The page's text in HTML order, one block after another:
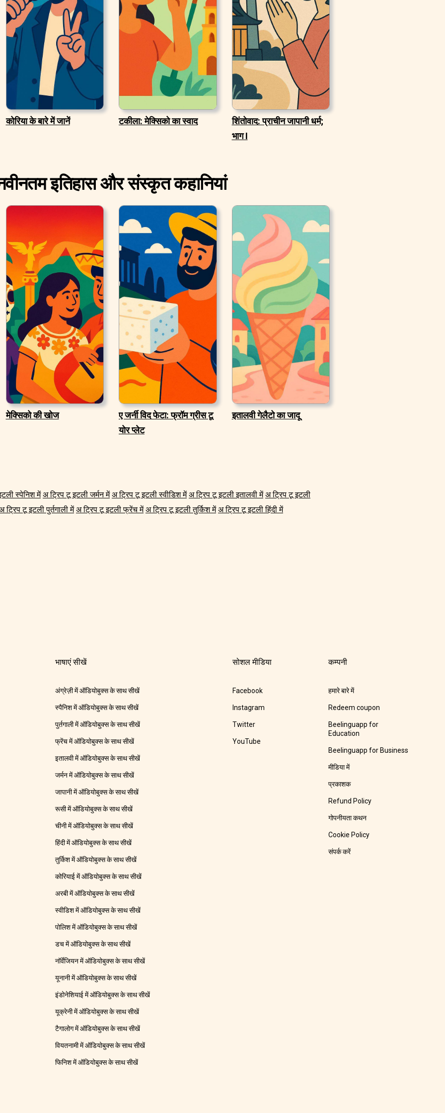
कोरिया के बारे में जानें टकीला: मेक्सिको का स्वाद
शिंतोवाद: प्राचीन जापानी धर्म;
भाग I
इतिहास और संस्कृत कहानियां
मेक्सिको की खोज
ए जर्नी विद फेटा: फ्रॉम ग्रीस टू
योर प्लेट
इतालवी गेलैटो का जादू
स्पेनिश में अ ट्रिप टू इटली जर्मन में अ ट्रिप टू इटली स्वीडिश में अ ट्रिप टू इटली इतालवी में अ ट्रिप टू इटली
ट्रिप टू इटली पुर्तगाली में अ ट्रिप टू इटली फ्रेंच में अ ट्रिप टू इटली तुर्किश में अ ट्रिप टू इटली हिंदी में
भाषाएं सीखें
अंग्रेज़ी में ऑडियोबुक्स के साथ सीखें
स्पैनिश में ऑडियोबुक्स के साथ सीखें
पुर्तगाली में ऑडियोबुक्स के साथ सीखें
फ्रेंच में ऑडियोबुक्स के साथ सीखें
इतालवी में ऑडियोबुक्स के साथ सीखें
जर्मन में ऑडियोबुक्स के साथ सीखें
जापानी में ऑडियोबुक्स के साथ सीखें
रूसी में ऑडियोबुक्स के साथ सीखें
चीनी में ऑडियोबुक्स के साथ सीखें
हिंदी में ऑडियोबुक्स के साथ सीखें
तुर्किश में ऑडियोबुक्स के साथ सीखें
कोरियाई में ऑडियोबुक्स के साथ सीखें
अरबी में ऑडियोबुक्स के साथ सीखें
स्वीडिश में ऑडियोबुक्स के साथ सीखें
पोलिश में ऑडियोबुक्स के साथ सीखें
डच में ऑडियोबुक्स के साथ सीखें
नॉर्वेजियन में ऑडियोबुक्स के साथ सीखें
यूनानी में ऑडियोबुक्स के साथ सीखें
इंडोनेशियाई में ऑडियोबुक्स के साथ सीखें
यूक्रेनी में ऑडियोबुक्स के साथ सीखें
टैगालोग में ऑडियोबुक्स के साथ सीखें
वियतनामी में ऑडियोबुक्स के साथ सीखें
फिनिश में ऑडियोबुक्स के साथ सीखें
सोशल मीडिया
Facebook
Instagram
Twitter
YouTube
कम्पनी
हमारे बारे में
Redeem coupon
Beelinguapp for
Education
Beelinguapp for Business
मीडिया में
प्रकाशक
Refund Policy
गोपनीयता कथन
Cookie Policy
संपर्क करें